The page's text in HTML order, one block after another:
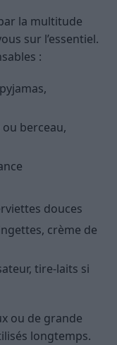
la multitude
sur l’essentiel.
:
berceau,
douces
crème de
tire-laits si
ou de grande
longtemps.